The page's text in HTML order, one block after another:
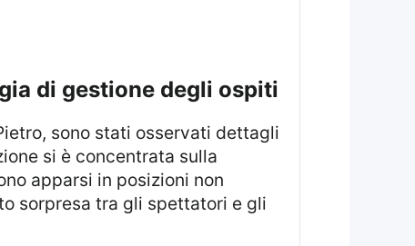
di gestione degli ospiti
si è concentrata sulla
apparsi in posizioni non
sorpresa tra gli spettatori e gli